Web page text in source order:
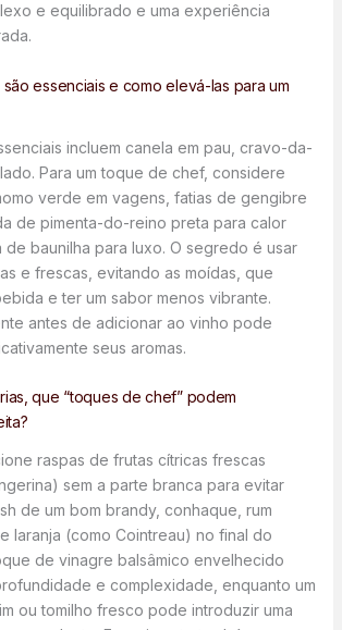
e equilibrado e uma experiência
essenciais e como elevá-las para um
incluem canela em pau, cravo-da-
Para um toque de chef, considere
verde em vagens, fatias de gengibre
de pimenta-do-reino preta para calor
de baunilha para luxo. O segredo é usar
e frescas, evitando as moídas, que
e ter um sabor menos vibrante.
antes de adicionar ao vinho pode
seus aromas.
que “toques de chef” podem
raspas de frutas cítricas frescas
sem a parte branca para evitar
de um bom brandy, conhaque, rum
laranja (como Cointreau) no final do
de vinagre balsâmico envelhecido
e complexidade, enquanto um
ou tomilho fresco pode introduzir uma